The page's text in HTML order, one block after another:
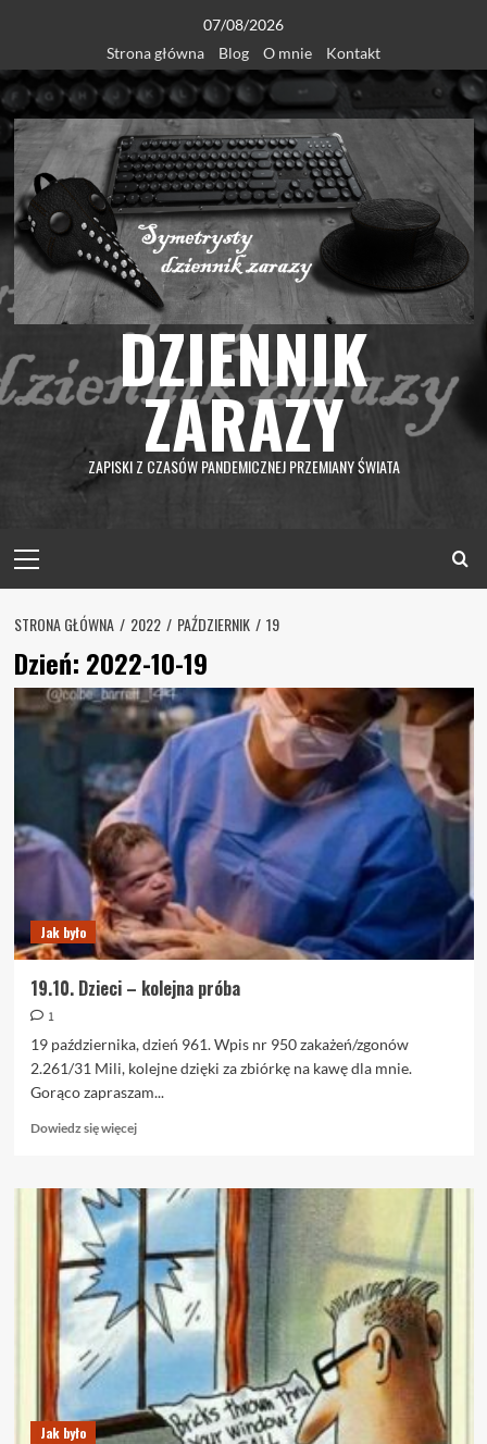
content
07/08/2026
Strona główna
Blog O mnie Kontakt
DZIENNIK
ZARAZY
ZAPISKI Z CZASÓW PANDEMICZNEJ PRZEMIANY ŚWIATA
Menu
STRONA GŁÓWNA 2022 PAŹDZIERNIK 19
Dzień: 2022-10-19
Jak było
19.10. Dzieci – kolejna próba
1
19 października, dzień 961. Wpis nr 950 zakażeń/zgonów
2.261/31 Mili, kolejne dzięki za zbiórkę na kawę dla mnie.
Gorąco zapraszam...
Dowiedz się więcejDowiedz
o
19.10.
Dzieci
–
kolejna
próba
Jak było